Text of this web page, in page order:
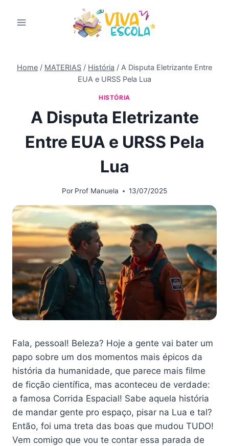
para
Home / MATERIAS / História / A Disputa Eletrizante Entre
EUA e URSS Pela Lua
HISTÓRIA
A Disputa Eletrizante
Entre EUA e URSS Pela
Lua
Por Prof Manuela 13/07/2025
Fala, pessoal! Beleza? Hoje a gente vai bater um
papo sobre um dos momentos mais épicos da
história da humanidade, que parece mais filme
de ficção científica, mas aconteceu de verdade:
a famosa Corrida Espacial! Sabe aquela história
de mandar gente pro espaço, pisar na Lua e tal?
Então, foi uma treta das boas que mudou TUDO!
Vem comigo que vou te contar essa parada de